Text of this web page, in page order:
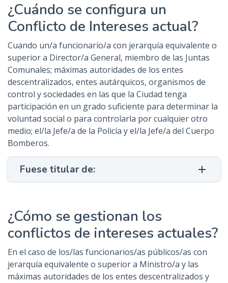
¿Cuándo se configura un
Conflicto de Intereses actual?
Cuando un/a funcionario/a con jerarquía equivalente o
superior a Director/a General, miembro de las Juntas
Comunales; máximas autoridades de los entes
descentralizados, entes autárquicos, organismos de
control y sociedades en las que la Ciudad tenga
participación en un grado suficiente para determinar la
voluntad social o para controlarla por cualquier otro
medio; el/la Jefe/a de la Policía y el/la Jefe/a del Cuerpo
Bomberos.
Fuese titular de:
¿Cómo se gestionan los
conflictos de intereses actuales?
En el caso de los/las funcionarios/as públicos/as con
jerarquía equivalente o superior a Ministro/a y las
máximas autoridades de los entes descentralizados y